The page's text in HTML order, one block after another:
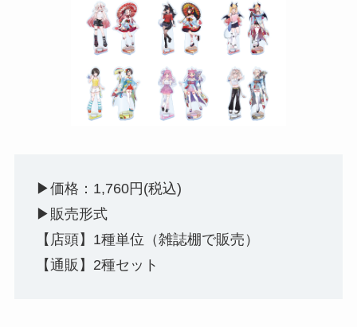
▶︎価格：1,760円(税込)
▶︎販売形式
【店頭】1種単位（雑誌棚で販売）
【通販】2種セット